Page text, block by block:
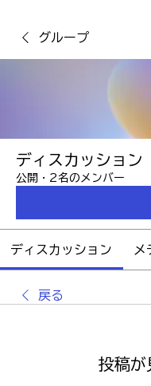
グループ
ディスカッション
公開 · 2名のメンバー
ディスカッション メ
戻る
投稿が